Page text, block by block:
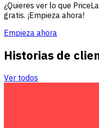
¿Quieres ver lo que
gratis. ¡Empieza ahora!
Empieza ahora
Historias de
Ver todos